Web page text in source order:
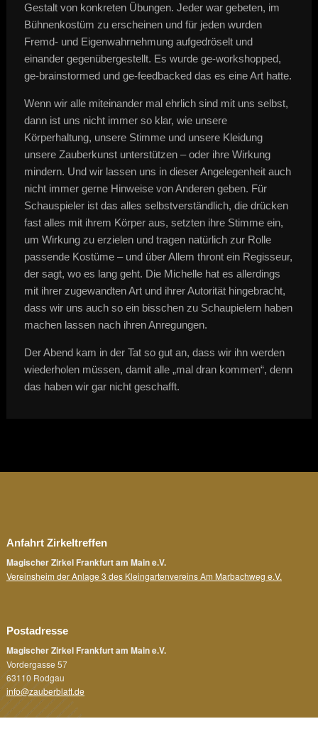
Gestalt von konkreten Übungen. Jeder war gebeten, im
Bühnenkostüm zu erscheinen und für jeden wurden
Fremd- und Eigenwahrnehmung aufgedröselt und
einander gegenübergestellt. Es wurde ge-workshopped,
ge-brainstormed und ge-feedbacked das es eine Art hatte.
Wenn wir alle miteinander mal ehrlich sind mit uns selbst,
dann ist uns nicht immer so klar, wie unsere
Körperhaltung, unsere Stimme und unsere Kleidung
unsere Zauberkunst unterstützen – oder ihre Wirkung
mindern. Und wir lassen uns in dieser Angelegenheit auch
nicht immer gerne Hinweise von Anderen geben. Für
Schauspieler ist das alles selbstverständlich, die drücken
fast alles mit ihrem Körper aus, setzten ihre Stimme ein,
um Wirkung zu erzielen und tragen natürlich zur Rolle
passende Kostüme – und über Allem thront ein Regisseur,
der sagt, wo es lang geht. Die Michelle hat es allerdings
mit ihrer zugewandten Art und ihrer Autorität hingebracht,
dass wir uns auch so ein bisschen zu Schaupielern haben
machen lassen nach ihren Anregungen.
Der Abend kam in der Tat so gut an, dass wir ihn werden
wiederholen müssen, damit alle „mal dran kommen“, denn
das haben wir gar nicht geschafft.
Anfahrt Zirkeltreffen
Magischer Zirkel Frankfurt am Main e.V.
Vereinsheim der Anlage 3 des Kleingartenvereins Am Marbachweg e.V.
Postadresse
Magischer Zirkel Frankfurt am Main e.V.
Vordergasse 57
63110 Rodgau
info@zauberblatt.de